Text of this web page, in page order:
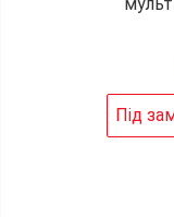
Під